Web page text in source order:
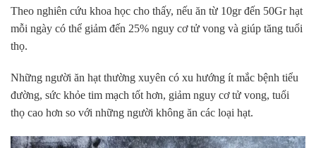
Theo nghiên cứu khoa học cho thấy, nếu ăn từ 10gr đến 50Gr hạt
mỗi ngày có thể giảm đến 25% nguy cơ tử vong và giúp tăng tuổi
thọ.
Những người ăn hạt thường xuyên có xu hướng ít mắc bệnh tiểu
đường, sức khỏe tim mạch tốt hơn, giảm nguy cơ tử vong, tuổi
thọ cao hơn so với những người không ăn các loại hạt.